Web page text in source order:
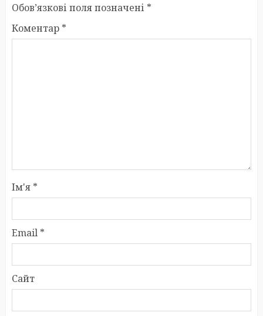
Обов’язкові поля позначені *
Коментар *
Ім'я *
Email *
Сайт